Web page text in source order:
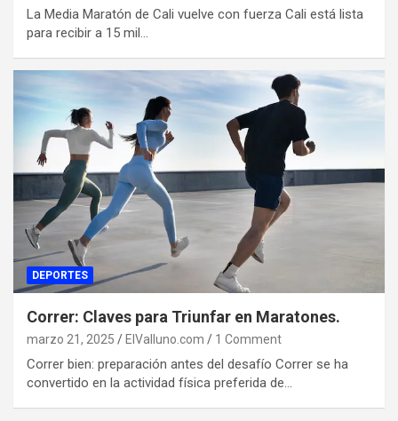
La Media Maratón de Cali vuelve con fuerza Cali está lista
para recibir a 15 mil…
DEPORTES
Correr: Claves para Triunfar en Maratones.
marzo 21, 2025 ElValluno.com 1 Comment
Correr bien: preparación antes del desafío Correr se ha
convertido en la actividad física preferida de…